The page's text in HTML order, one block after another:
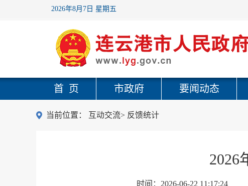
2026年8月7日 星期五
首 页 市政府 要闻动态
当前位置： 互动交流> 反馈统计
2026
时间： 2026-06-22 11:17:24